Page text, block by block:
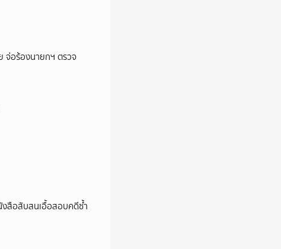
จ่อร้องนายกฯ ตรวจ
สือสับสนเอื้อสอบคดีซ้ำ